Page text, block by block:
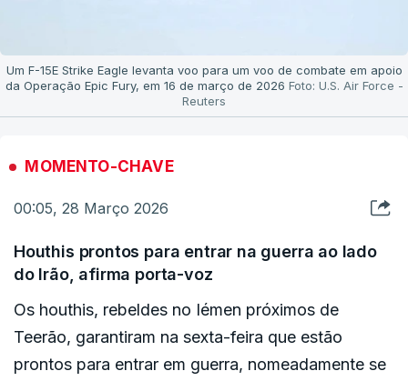
Um F-15E Strike Eagle levanta voo para um voo de combate em apoio
da Operação Epic Fury, em 16 de março de 2026 Foto: U.S. Air Force -
Reuters
MOMENTO-CHAVE
00:05, 28 Março 2026
Houthis prontos para entrar na guerra ao lado
do Irão, afirma porta-voz
Os houthis, rebeldes no Iémen próximos de
Teerão, garantiram na sexta-feira que estão
prontos para entrar em guerra, nomeadamente se